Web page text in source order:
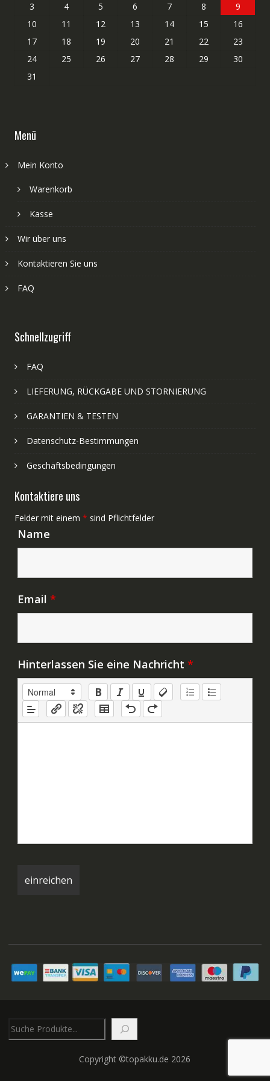
3
4 5 6 7 8
9
10
11 12 13 14 15
16
17
18 19 20 21 22
23
24
25 26 27 28 29
30
31
Menü
Mein Konto
Warenkorb
Kasse
Wir über uns
Kontaktieren Sie uns
FAQ
Schnellzugriff
FAQ
LIEFERUNG, RÜCKGABE UND STORNIERUNG
GARANTIEN & TESTEN
Datenschutz-Bestimmungen
Geschäftsbedingungen
Kontaktiere uns
Felder mit einem * sind Pflichtfelder
Name
Email *
Hinterlassen Sie eine Nachricht *
Copyright ©topakku.de 2026